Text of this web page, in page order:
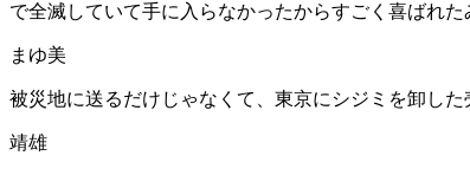
で全滅していて手に入らなかったからすごく喜ばれた
まゆ美
被災地に送るだけじゃなくて、東京にシジミを卸し
靖雄